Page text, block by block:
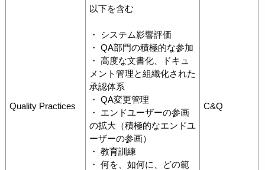
Quality Practices
以下を含む
・ システム影響評価
・ QA部門の積極的な参加
・ 高度な文書化、ドキュ
メント管理と組織化された
承認体系
・ QA変更管理
・ エンドユーザーの参画
の拡大（積極的なエンドユ
ーザーの参画）
・ 教育訓練
・ 何を、如何に、どの範
C&Q